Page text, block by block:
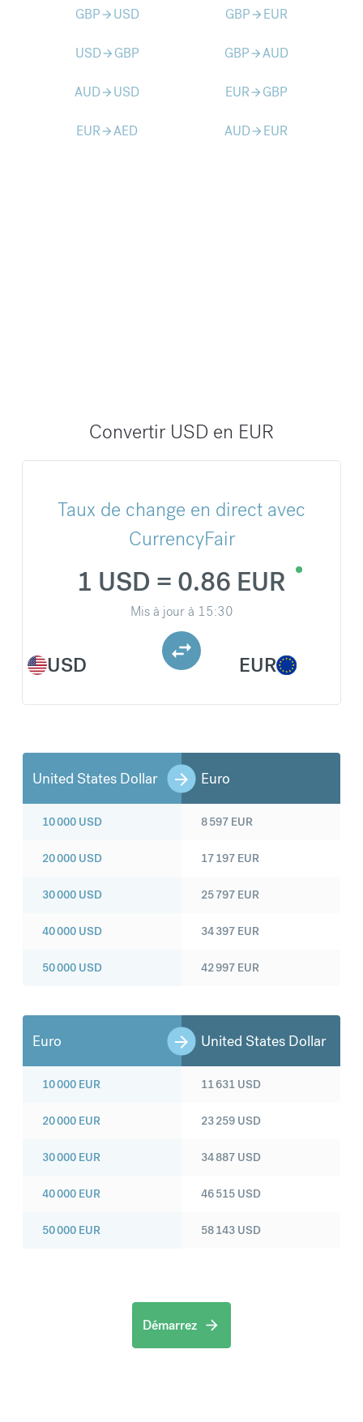
GBParrow_forward USD GBParrow_forward EUR
USDarrow_forward GBP GBParrow_forwardAUD
AUDarrow_forward USD EURarrow_forward GBP
EURarrow_forwardAED AUDarrow_forward EUR
Convertir USD en EUR
Taux de change en direct avec
CurrencyFair
USD
1 USD = 0.86 EUR
Mis à jour à 15:30
EUR
United States Dollar Euro
10 000 USD
20 000 USD
30 000 USD
40 000 USD
50 000 USD
8 597 EUR
17 197 EUR
25 797 EUR
34 397 EUR
42 997 EUR
Euro United States Dollar
10 000 EUR
20 000 EUR
30 000 EUR
40 000 EUR
50 000 EUR
11 631 USD
23 259 USD
34 887 USD
46 515 USD
58 143 USD
Démarrez